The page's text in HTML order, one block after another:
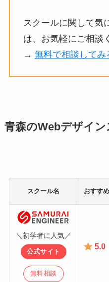
スクールに関して気
は、お気軽にご相談
→ 無料で相談してみ
青森のWebデザイ
スクール名 おすす
＼初学者に人気／
公式サイト
無料相談
5.0